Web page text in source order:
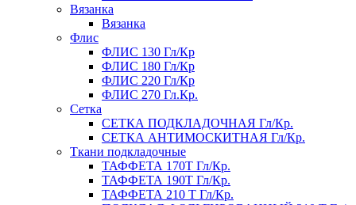
Вязанка
Вязанка
Флис
ФЛИС 130 Гл/Кр
ФЛИС 180 Гл/Кр
ФЛИС 220 Гл/Кр
ФЛИС 270 Гл.Кр.
Сетка
СЕТКА ПОДКЛАДОЧНАЯ Гл/Кр.
СЕТКА АНТИМОСКИТНАЯ Гл/Кр.
Ткани подкладочные
ТАФФЕТА 170Т Гл/Кр.
ТАФФЕТА 190Т Гл/Кр.
ТАФФЕТА 210 Т Гл/Кр.